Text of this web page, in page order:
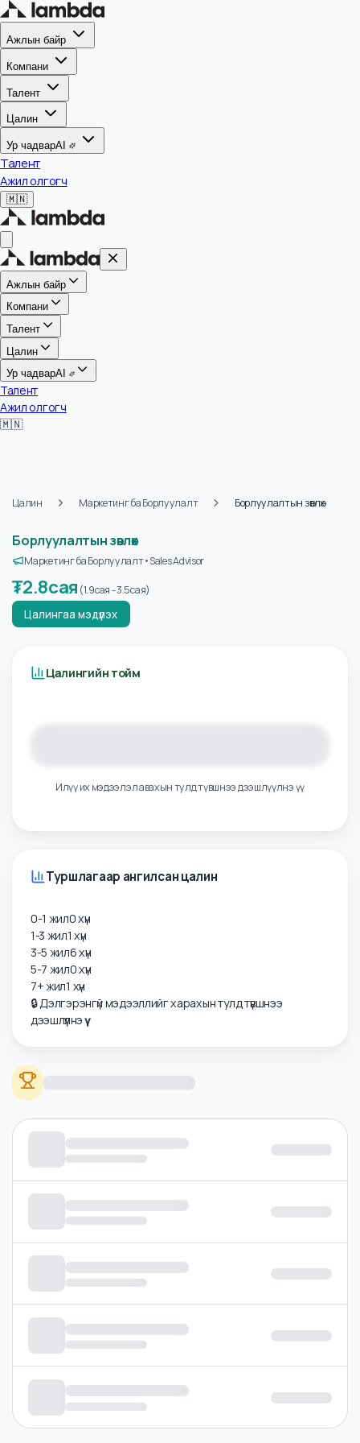
Ажлын байр
Компани
Талент
Цалин
Ур чадварAI
Талент
Ажил олгогч
🇲🇳
Ажлын байр
Компани
Талент
Цалин
Ур чадвар
Талент
Ажил олгогч
Борлуулалтын зөвлөх
Маркетинг ба Борлуулалт
₮ 2.8сая(1.9сая- 3.5сая
Илүү их мэдээлэл авахын тулд түвшнээ дээшлүүлнэ үү
Туршлагаар ангилсан цалин
0-1 жил0хүн
1-3 жил 1хүн
3-5 жил6хүн
5-7 жил0хүн
дээшлүүлнэ үү